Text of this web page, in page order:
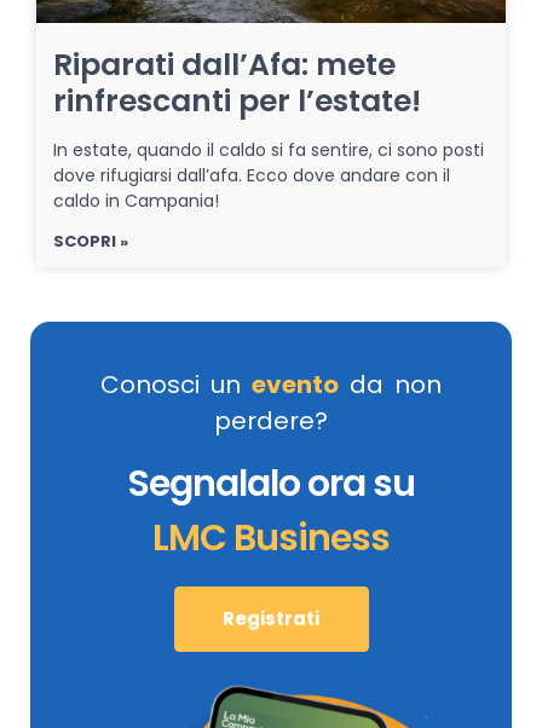
Riparati dall’Afa: mete
rinfrescanti per l’estate!
In estate, quando il caldo si fa sentire, ci sono posti
dove rifugiarsi dall’afa. Ecco dove andare con il
caldo in Campania!
SCOPRI »
Conosci un evento da non
perdere?
Segnalalo ora su
LMC Business
Registrati